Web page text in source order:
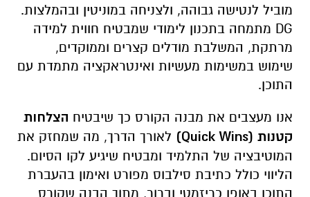
מוביל לנטישה גבוהה, ולצניחה במוניטין ובהמלצות.
DG מתמחה בתכנון לימודי שמבטיח חווית למידה
מרתקת, המשלבת מודלים קצרים וממוקדים,
שימוש במשימות מעשיות ואינטראקציה מתמדת עם
התוכן.
אנו מעצבים את מבנה הקורס כך שיבטיח הצלחות
קטנות (Quick Wins
) לאורך הדרך, מה שמחזק את
המוטיבציה של התלמיד ומבטיח שיגיע לקו הסיום.
הליווי כולל כתיבת סילבוס מפורט ואימון בהעברת
התוכן באופן כריזמטי וברור, מתוך הבנה שקורס